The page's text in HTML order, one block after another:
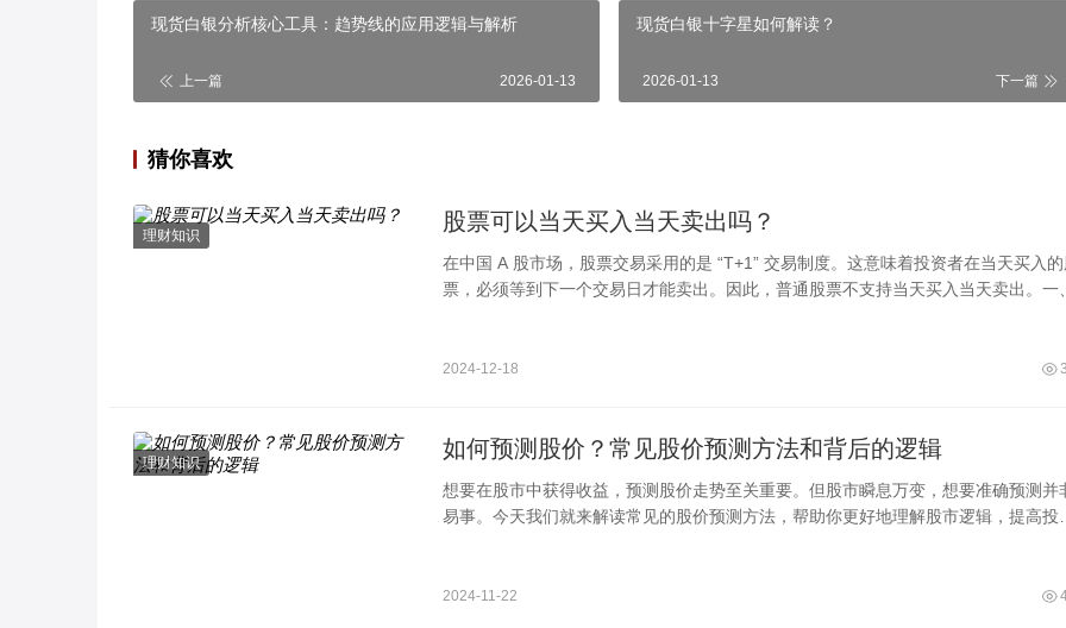
现货白银分析核心工具：趋势线的应用逻辑与解析
上一篇 2026-01-13
现货白银十字星如何解读？
2026-01-13 下一篇
猜你喜欢
理财知识
股票可以当天买入当天卖出吗？
在中国 A 股市场，股票交易采用的是 “T+1” 交易制度。这意味着投资者在当天买入的
票，必须等到下一个交易日才能卖出。因此，普通股票不支持当天买入当天卖出。一、
2024-12-18
理财知识
如何预测股价？常见股价预测方法和背后的逻辑
想要在股市中获得收益，预测股价走势至关重要。但股市瞬息万变，想要准确预测并
易事。今天我们就来解读常见的股价预测方法，帮助你更好地理解股市逻辑，提高投资
2024-11-22